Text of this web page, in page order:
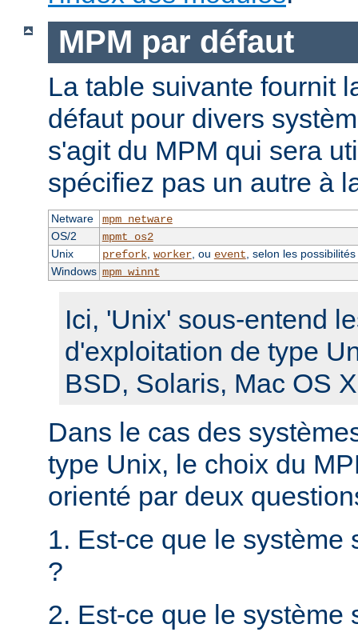
MPM par défaut
La table suivante fournit
défaut pour divers
s'agit du MPM qui sera
spécifiez pas un autre à
Netware
mpm_netware
OS/2
mpmt_os2
Unix
prefork, worker, ou event , selon les
Windows mpm_winnt
Ici, 'Unix' sous-entend
d'exploitation de type
BSD, Solaris, Mac OS
Dans le cas des
type Unix, le choix du
orienté par deux
1. Est-ce que le système
?
2. Est-ce que le système